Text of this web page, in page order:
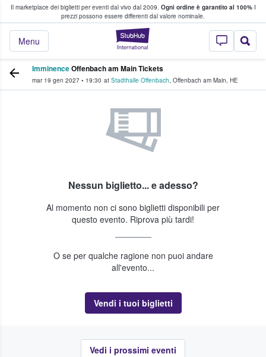
Il marketplace dei biglietti per eventi dal vivo dal 2009. Ogni ordine è garantito al 100%I
prezzi possono essere differenti dal valore nominale.
StubHub - Dove
Menu
fan comprano e vendono biglietti
ImminenceOffenbach am Main Tickets
mar 19 gen 2027 • 19:30 at Stadthalle Offenbach, Offenbach am Main, HE
Nessun biglietto... e adesso?
Al momento non ci sono biglietti disponibili per
questo evento. Riprova più tardi!
O se per qualche ragione non puoi andare
all'evento...
Vendi i tuoi biglietti
Vedi i prossimi eventi